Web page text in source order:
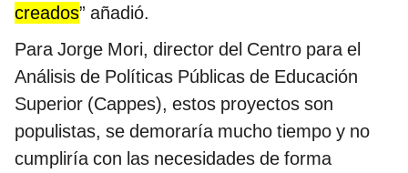
creados” añadió.
Para Jorge Mori, director del Centro para el
Análisis de Políticas Públicas de Educación
Superior (Cappes), estos proyectos son
populistas, se demoraría mucho tiempo y no
cumpliría con las necesidades de forma